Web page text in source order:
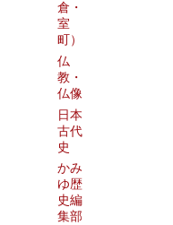
倉・
室
町）
仏
教・
仏像
日本
古代
史
かみ
ゆ歴
史編
集部